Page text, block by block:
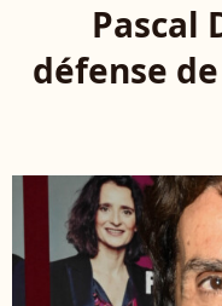
Pascal
défense